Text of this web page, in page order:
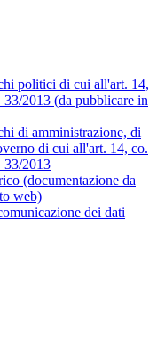
politici di cui all'art. 14,
2013 (da pubblicare in
di amministrazione, di
di cui all'art. 14, co.
33/2013
(documentazione da
web)
dei dati